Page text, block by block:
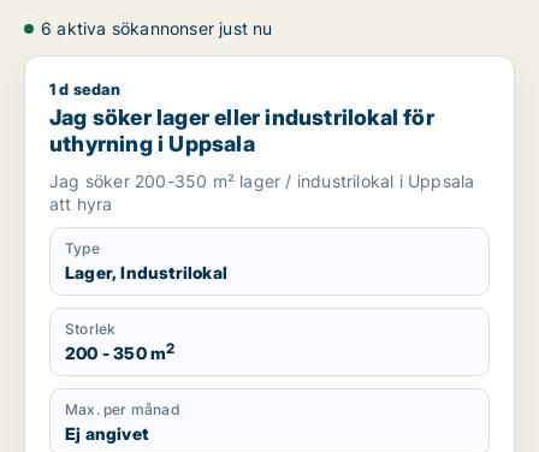
6 aktiva sökannonser just nu
Jag söker lager eller industrilokal för uthyrning i Uppsala
1 d sedan
Jag söker lager eller industrilokal för
uthyrning i Uppsala
Jag söker 200-350 m² lager / industrilokal i Uppsala
att hyra
Type
Lager, Industrilokal
Storlek
200 - 350 m2
Max. per månad
Ej angivet